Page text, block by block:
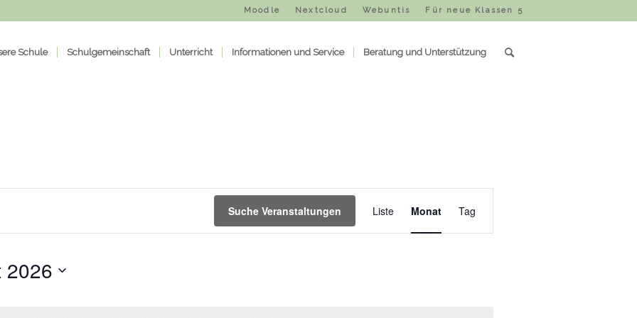
Moodle Nextcloud Webuntis Für neue Klassen 5
Schule Schulgemeinschaft Unterricht Informationen und Service Beratung und Unterstützung
Suche Veranstaltungen
Ansichten-
Liste Monat Tag
2026